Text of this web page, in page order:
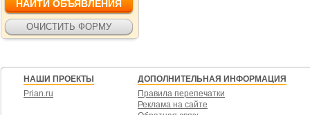
НАШИ ПРОЕКТЫ
Prian.ru
ДОПОЛНИТЕЛЬНАЯ ИНФОРМАЦИЯ
Правила перепечатки
Реклама на сайте